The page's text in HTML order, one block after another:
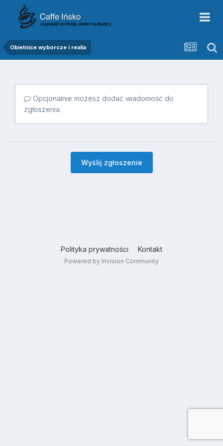
Obietnice wyborcze i realia
Opcjonalnie możesz dodać wiadomość do
zgłoszenia.
Wyślij zgłoszenie
Polityka prywatności Kontakt
Powered by Invision Community